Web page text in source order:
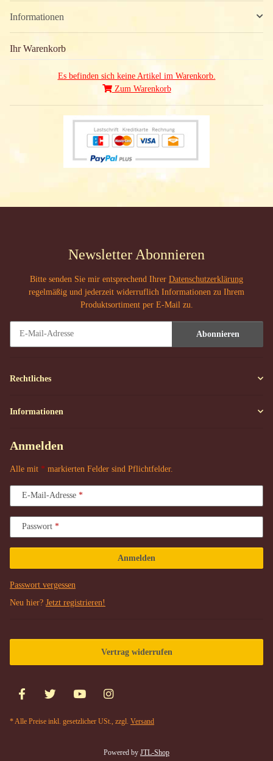
Informationen
Ihr Warenkorb
Es befinden sich keine Artikel im Warenkorb.
Zum Warenkorb
Newsletter Abonnieren
Bitte senden Sie mir entsprechend Ihrer Datenschutzerklärung
regelmäßig und jederzeit widerruflich Informationen zu Ihrem
Produktsortiment per E-Mail zu.
Abonnieren
Rechtliches
Informationen
Anmelden
Alle mit * markierten Felder sind Pflichtfelder.
E-Mail-Adresse
Passwort
Anmelden
Passwort vergessen
Neu hier? Jetzt registrieren!
Vertrag widerrufen
* Alle Preise inkl. gesetzlicher USt., zzgl. Versand
Powered by JTL-Shop